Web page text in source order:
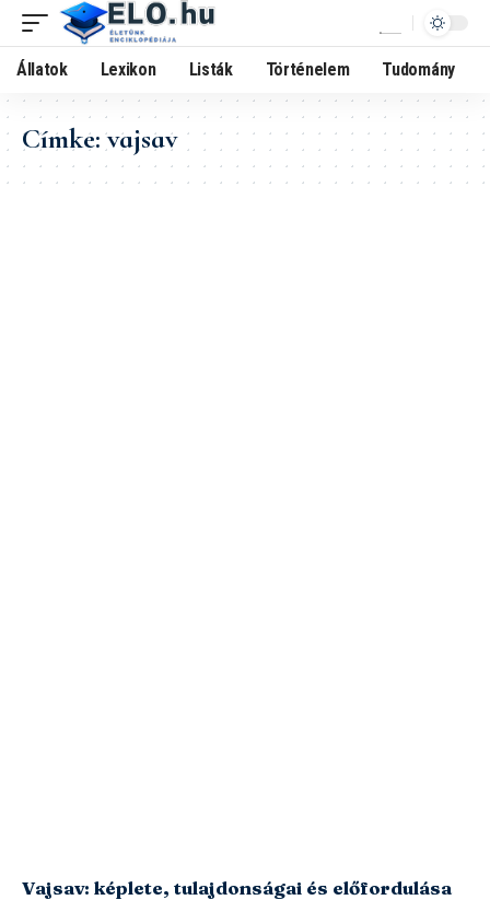
Állatok Lexikon Listák Történelem Tudomány
Címke:vajsav
Vajsav: képlete, tulajdonságai és előfordulása